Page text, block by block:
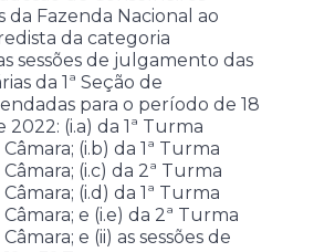
Fazenda Nacional ao
da categoria
sessões de julgamento das
da 1ª Seção de
para o período de 18
2022: (i.a) da 1ª Turma
(i.b) da 1ª Turma
(i.c) da 2ª Turma
(i.d) da 1ª Turma
e (i.e) da 2ª Turma
e (ii) as sessões de